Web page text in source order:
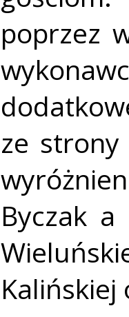
poprzez
ze strony
Byczak
Kalińskiej